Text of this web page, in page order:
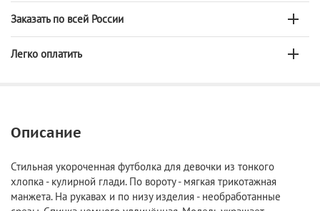
Заказать по всей России
Легко оплатить
Описание
Стильная укороченная футболка для девочки из тонкого
хлопка - кулирной глади. По вороту - мягкая трикотажная
манжета. На рукавах и по низу изделия - необработанные